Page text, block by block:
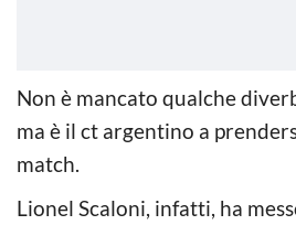
Non è mancato qualche
ma è il ct argentino a
match.
Lionel Scaloni, infatti, ha